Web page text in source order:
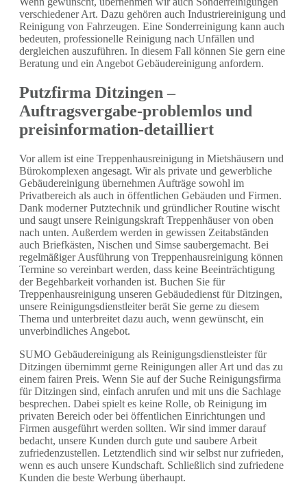
verschiedener Art. Dazu gehören auch Industriereinigung und
Reinigung von Fahrzeugen. Eine Sonderreinigung kann auch
bedeuten, professionelle Reinigung nach Unfällen und
dergleichen auszuführen. In diesem Fall können Sie gern eine
Beratung und ein Angebot Gebäudereinigung anfordern.
Putzfirma Ditzingen –
Auftragsvergabe-problemlos und
preisinformation-detailliert
Vor allem ist eine Treppenhausreinigung in Mietshäusern und
Bürokomplexen angesagt. Wir als private und gewerbliche
Gebäudereinigung übernehmen Aufträge sowohl im
Privatbereich als auch in öffentlichen Gebäuden und Firmen.
Dank moderner Putztechnik und gründlicher Routine wischt
und saugt unsere Reinigungskraft Treppenhäuser von oben
nach unten. Außerdem werden in gewissen Zeitabständen
auch Briefkästen, Nischen und Simse saubergemacht. Bei
regelmäßiger Ausführung von Treppenhausreinigung können
Termine so vereinbart werden, dass keine Beeinträchtigung
der Begehbarkeit vorhanden ist. Buchen Sie für
Treppenhausreinigung unseren Gebäudedienst für Ditzingen,
unsere Reinigungsdienstleiter berät Sie gerne zu diesem
Thema und unterbreitet dazu auch, wenn gewünscht, ein
unverbindliches Angebot.
SUMO Gebäudereinigung als Reinigungsdienstleister für
Ditzingen übernimmt gerne Reinigungen aller Art und das zu
einem fairen Preis. Wenn Sie auf der Suche Reinigungsfirma
für Ditzingen sind, einfach anrufen und mit uns die Sachlage
besprechen. Dabei spielt es keine Rolle, ob Reinigung im
privaten Bereich oder bei öffentlichen Einrichtungen und
Firmen ausgeführt werden sollten. Wir sind immer darauf
bedacht, unsere Kunden durch gute und saubere Arbeit
zufriedenzustellen. Letztendlich sind wir selbst nur zufrieden,
wenn es auch unsere Kundschaft. Schließlich sind zufriedene
Kunden die beste Werbung überhaupt.